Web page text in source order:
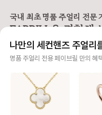
프 팔찌를 목걸이로 바꾸는 방법
1️⃣ 6모티브 목걸이 반클리프 알함브
팔찌 + 알함브라 빈티지 목걸이) -
팔찌 고리를 → 목걸이 클로버 쪽에
걸어주세요. - 목걸이 고리를 → 팔
인으로 5모티브 목걸이 - 연장체인
을 별도로 구매, 팔찌에 연결하여 목
걸이로 활용해요. 반클리프 5모티브
연장체인 등으로 키워드 검색해보시
면 구매 가능한 체인들을 별도 구매
즈를
로 스펙
요,
😉 [반클리프 알함브라 5모티브 팔
· 클
처
거
없음 · 다만, 혼자 착용하거나 뺄 때
조금 불편 2️⃣
국내 최초 명품 주얼리 전문
FABRILL을 경험해
사기 걱정 없는 안전 결제
니면 반환해 드려요.
주얼리 전문 이중 검수
주얼리 검수에 특화된 페이브릴 검수팀과
나만의 세컨핸즈 주얼리
명품 주얼리 전용 페이브릴 만의 혜